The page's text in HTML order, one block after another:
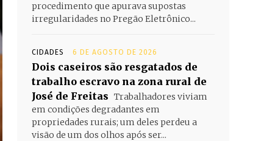
procedimento que apurava supostas
irregularidades no Pregão Eletrônico...
CIDADES 6 DE AGOSTO DE 2026
Dois caseiros são resgatados de
trabalho escravo na zona rural de
José de Freitas Trabalhadores viviam
em condições degradantes em
propriedades rurais; um deles perdeu a
visão de um dos olhos após ser...